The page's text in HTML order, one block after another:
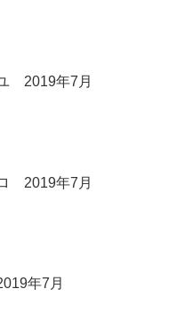
2019年7月
2019年7月
年7月